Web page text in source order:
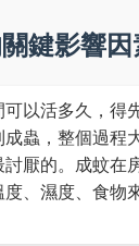
鍵影響因
以活多久，得
蟲，整個過程
厭的。成蚊在
、濕度、食物